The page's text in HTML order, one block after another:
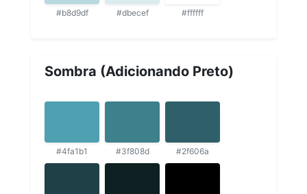
#b8d9df #dbecef #ffffff
Sombra (Adicionando Preto)
#4fa1b1 #3f808d #2f606a